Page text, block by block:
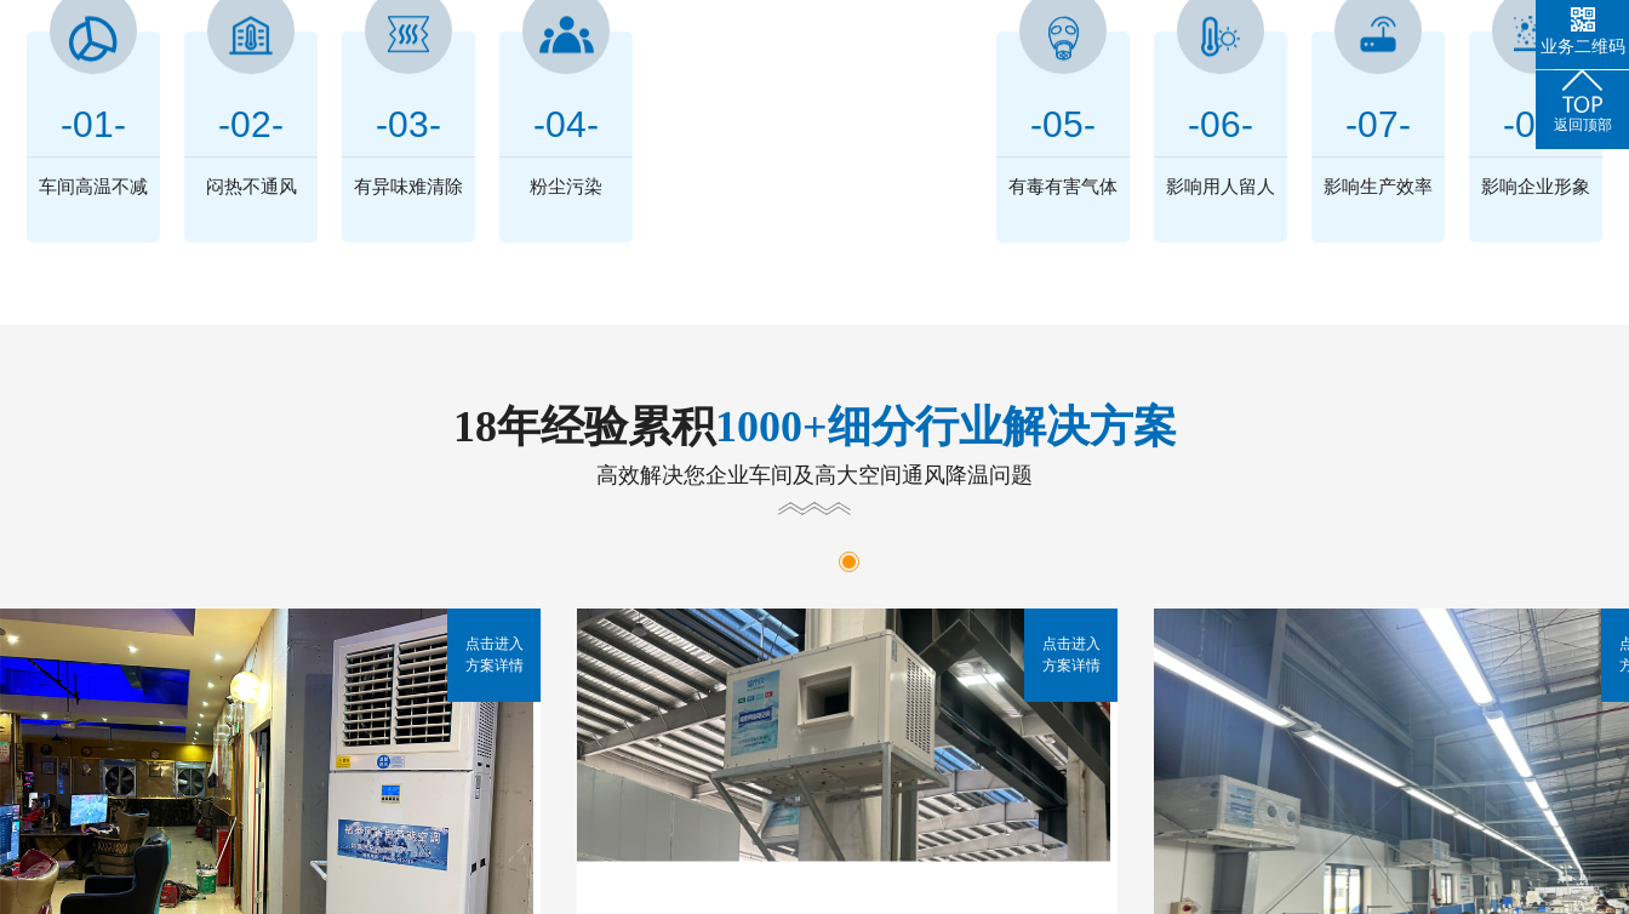
-01-
车间高温不减
-02-
闷热不通风
-03-
有异味难清除
-04-
粉尘污染
-05-
有毒有害气体
-06-
影响用人留人
-07-
影响生产效率
-08-
影响企业形象
18年经验累积1000+细分行业解决方案
高效解决您企业车间及高大空间通风降温问题
点击进入
方案详情
点击进入
方案详情
业务二维码
返回顶部